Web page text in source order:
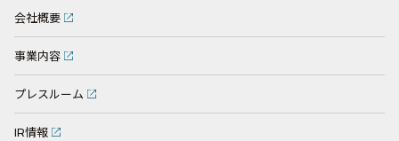
会社概要
事業内容
プレスルーム
IR情報